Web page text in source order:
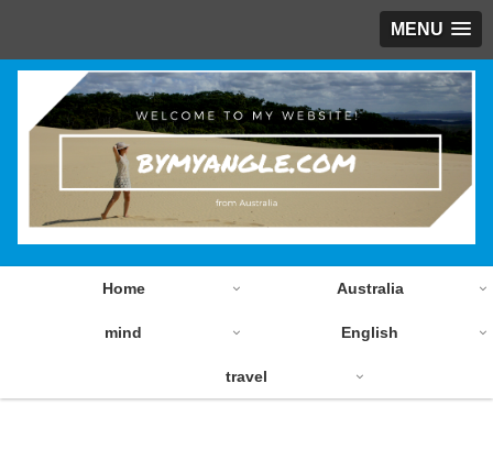
MENU
Home Australia
mind English
travel